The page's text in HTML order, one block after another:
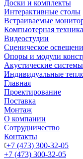
Доски и комплекты
Интерактивные столы
Встраиваемые
Компьютерная техника
Видеостудии
Cценическое
Опоры и модули
Акустические системы
Индивидуальные
Главная
Проектирование
Поставка
Монтаж
О компании
Сотрудничество
Контакты
+7 (473) 300-32-05
+7 (473) 300-32-05